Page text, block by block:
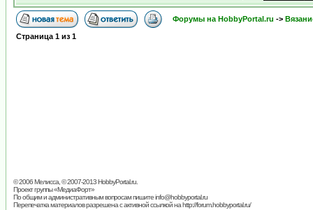
Форумы на HobbyPortal.ru ->
Страница 1 из 1
© 2006 Мелисса, © 2007-2013HobbyPortal.ru
Проект группы «МедиаФорт»
По общим и административным вопросам пишитеinfo@hobbyportal.ru
Перепечатка материалов разрешена с активной ссылкой на http://forum.hobbyportal.ru/